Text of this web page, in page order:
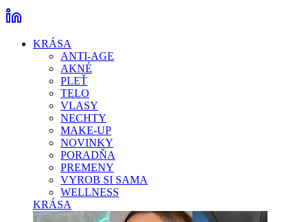
KRÁSA
ANTI-AGE
AKNÉ
PLEŤ
TELO
VLASY
NECHTY
MAKE-UP
NOVINKY
PORADŇA
PREMENY
VYROB SI SAMA
WELLNESS
KRÁSA